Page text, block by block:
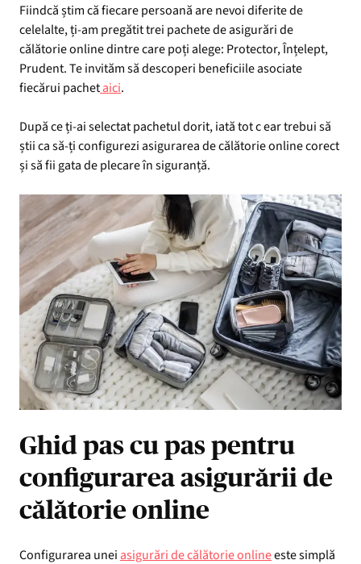
Fiindcă știm că fiecare persoană are nevoi diferite de
celelalte, ți-am pregătit trei pachete de asigurări de
călătorie online dintre care poți alege: Protector, Înțelept,
Prudent. Te invităm să descoperi beneficiile asociate
fiecărui pachetaici.
După ce ți-ai selectat pachetul dorit, iată tot c ear trebui să
știi ca să-ți configurezi asigurarea de călătorie online corect
și să fii gata de plecare în siguranță.
Ghid pas cu pas pentru
configurarea asigurării de
călătorie online
Configurarea unei asigurări de călătorie onlineeste simplă